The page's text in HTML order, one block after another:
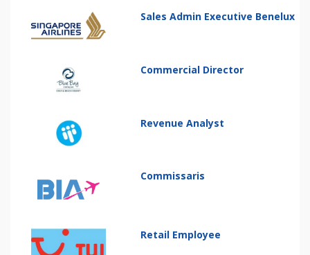
Sales Admin Executive Benelux
Commercial Director
Revenue Analyst
Commissaris
Retail Employee